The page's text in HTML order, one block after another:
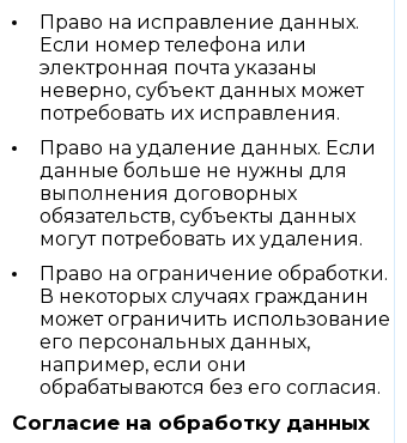
Право на исправление данных.
Если номер телефона или
электронная почта указаны
неверно, субъект данных может
потребовать их исправления.
Право на удаление данных. Если
данные больше не нужны для
выполнения договорных
обязательств, субъекты данных
могут потребовать их удаления.
Право на ограничение обработки.
В некоторых случаях гражданин
может ограничить использование
его персональных данных,
например, если они
обрабатываются без его согласия.
Согласие на обработку данных